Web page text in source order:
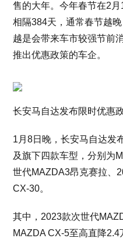
售的大年。今年春节在2
相隔384天，通常春节越
越是会带来车市较强节前
推出优惠政策的车企。
长安马自达发布限时优惠
1月8日晚，长安马自达发
及旗下四款车型，分别为
世代MAZDA3昂克赛拉、
CX-30。
其中，2023款次世代
MAZDA CX-5至高直降2.4